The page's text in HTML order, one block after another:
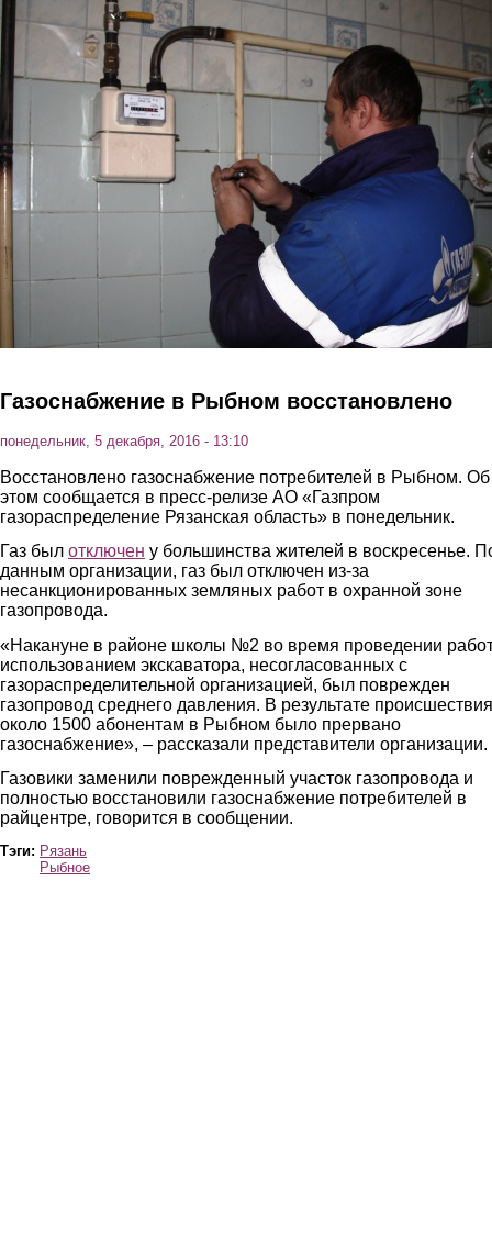
Перейти к основному содержанию
Газоснабжение в Рыбном восстановлено
понедельник, 5 декабря, 2016 - 13:10
Восстановлено газоснабжение потребителей в Рыбном. Об
этом сообщается в пресс-релизе АО «Газпром
газораспределение Рязанская область» в понедельник.
Газ был отключен у большинства жителей в воскресенье.
данным организации, газ был отключен из-за
несанкционированных земляных работ в охранной зоне
газопровода.
«Накануне в районе школы №2 во время проведении
использованием экскаватора, несогласованных с
газораспределительной организацией, был поврежден
газопровод среднего давления. В результате происшествия
около 1500 абонентам в Рыбном было прервано
газоснабжение», – рассказали представители организации.
Газовики заменили поврежденный участок газопровода и
полностью восстановили газоснабжение потребителей в
райцентре, говорится в сообщении.
Тэги: Рязань
Рыбное